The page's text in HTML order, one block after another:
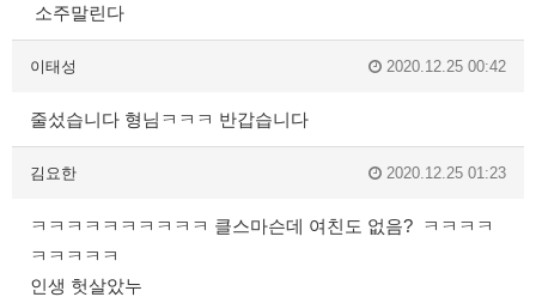
소주말린다
이태성 2020.12.25 00:42
줄섰습니다 형님ㅋㅋㅋ 반갑습니다
김요한 2020.12.25 01:23
ㅋㅋㅋㅋㅋㅋㅋㅋㅋㅋ 클스마슨데 여친도 없음? ㅋㅋㅋㅋ
ㅋㅋㅋㅋㅋ
인생 헛살았누